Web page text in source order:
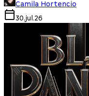
Camila Hortencio
30.jul.26